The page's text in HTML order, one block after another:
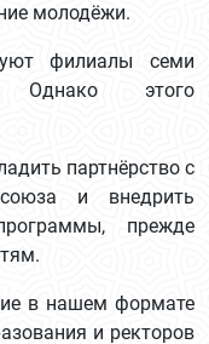
молодёжи.
филиалы семи
Однако этого
партнёрство с
и внедрить
прежде
в нашем формате
и ректоров